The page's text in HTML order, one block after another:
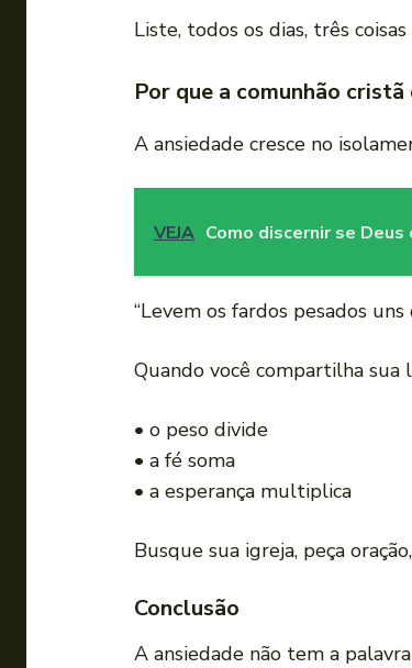
Liste, todos os dias, três
Por que a comunhão
A ansiedade cresce no
VEJA Como discernir se
“Levem os fardos pesados
Quando você compartilha sua
• o peso divide
• a fé soma
• a esperança multiplica
Busque sua igreja, peça
Conclusão
A ansiedade não tem a